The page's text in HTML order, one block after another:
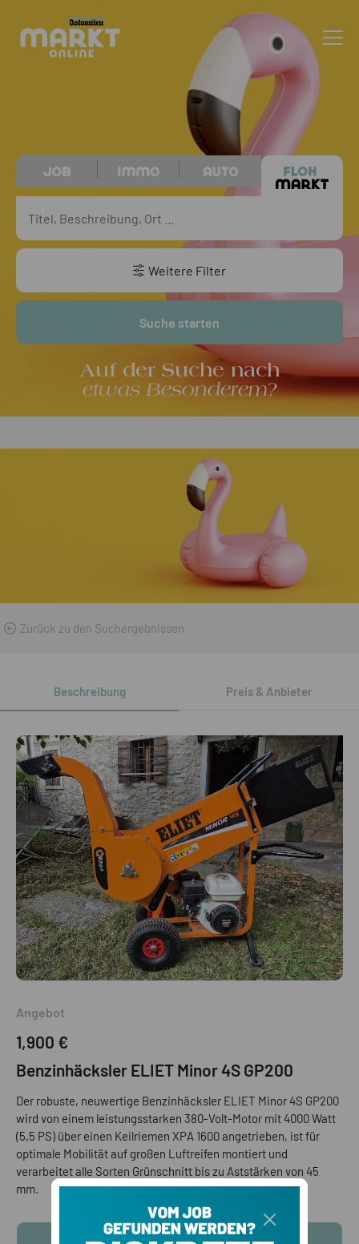
Auf der Suche nach
etwas Besonderem?
Weitere Filter
Suche starten
Zurück zu den Suchergebnissen
Beschreibung Preis & Anbieter
Angebot
1,900 €
Benzinhäcksler ELIET Minor 4S GP200
Der robuste, neuwertige Benzinhäcksler ELIET Minor 4S GP200
wird von einem leistungsstarken 380-Volt-Motor mit 4000 Watt
(5,5 PS) über einen Keilriemen XPA 1600 angetrieben, ist für
optimale Mobilität auf großen Luftreifen montiert und
verarbeitet alle Sorten Grünschnitt bis zu Aststärken von 45
mm.
KONTAKTINFOS ANZEIGEN